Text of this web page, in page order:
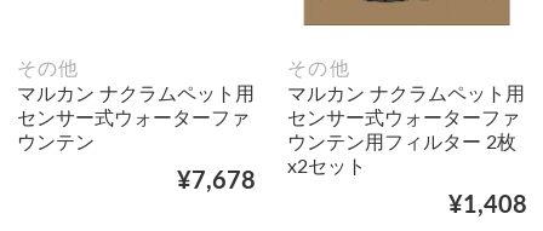
その他
マルカン ナクラムペット用
センサー式ウォーターファ
ウンテン
¥7,678
その他
マルカン ナクラムペット用
センサー式ウォーターファ
ウンテン用フィルター 2枚
x2セット
¥1,408